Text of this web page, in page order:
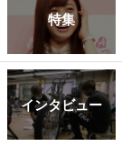
特集
インタビュー